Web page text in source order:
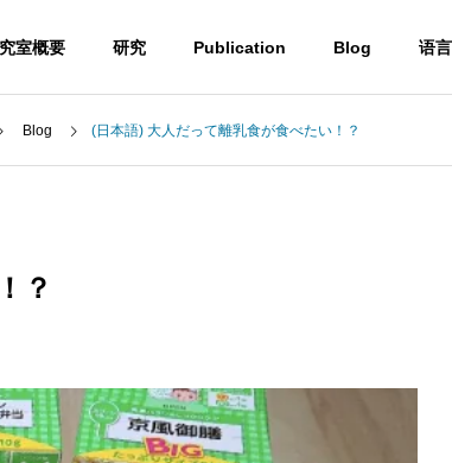
室概要 研究 Publication Blog 语
振興財団第6
参加しまし
(日本語) 第50回有機電子移動
化学若手の会・討論会に参加
Blog (日本語) 大人だって離乳食が食べたい！？
？